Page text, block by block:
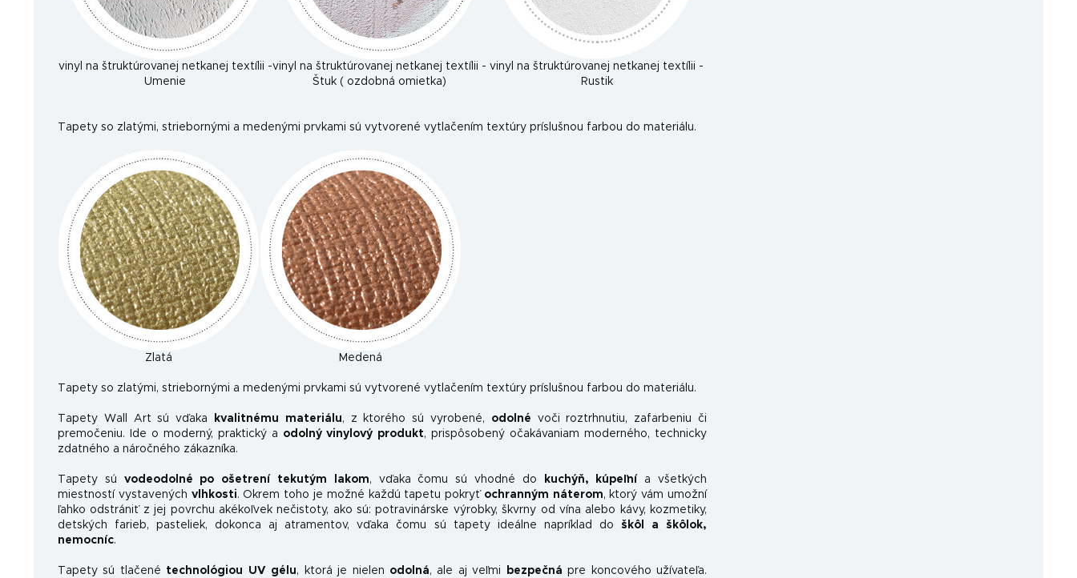
vinyl na štruktúrovanej netkanej textílii -
Umenie
vinyl na štruktúrovanej netkanej textílii -
Štuk ( ozdobná omietka)
vinyl na štruktúrovanej netkanej textílii -
Rustik
Tapety so zlatými, striebornými a medenými prvkami sú vytvorené vytlačením textúry príslušnou farbou do materiálu.
Zlatá Medená
Tapety so zlatými, striebornými a medenými prvkami sú vytvorené vytlačením textúry príslušnou farbou do materiálu.
Tapety Wall Art sú vďaka kvalitnému materiálu, z ktorého sú vyrobené, odolné voči roztrhnutiu, zafarbeniu či
premočeniu. Ide o moderný, praktický a odolný vinylový produkt, prispôsobený očakávaniam moderného, ​​technicky
zdatného a náročného zákazníka.
Tapety sú vodeodolné po ošetrení tekutým lakom, vďaka čomu sú vhodné do kuchýň, kúpeľní
a všetkých
miestností vystavených vlhkosti. Okrem toho je možné každú tapetu pokryť ochranným náterom, ktorý vám umožní
ľahko odstrániť z jej povrchu akékoľvek nečistoty, ako sú: potravinárske výrobky, škvrny od vína alebo kávy, kozmetiky,
detských farieb, pasteliek, dokonca aj atramentov, vďaka čomu sú tapety ideálne napríklad do škôl a škôlok,
nemocníc.
Tapety sú tlačené technológiou UV gélu, ktorá je nielen odolná, ale aj veľmi bezpečná pre koncového užívateľa.